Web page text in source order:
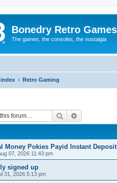
Bonedry Retro Games
The games, the consoles, the nostalgia
Retro Gaming
Search
Money Pokies Payid Instant
07, 2026 11:43 pm
signed up
31, 2026 5:13 pm